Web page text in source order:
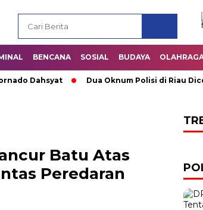
BENCANA SOSIAL BUDAYA
Dahsyat Dua Oknum Polisi di Riau
Batu Atas
Peredaran